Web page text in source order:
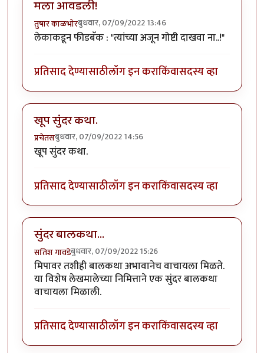
मला आवडली!
तुषार काळभोरबुधवार, 07/09/2022 13:46
लेकाकडून फीडबॅक : "त्यांच्या अजून गोष्टी दाखवा ना..!"
प्रतिसाद देण्यासाठीलॉग इन कराकिंवासदस्य व्हा
खूप सुंदर कथा.
प्रचेतसबुधवार, 07/09/2022 14:56
खूप सुंदर कथा.
प्रतिसाद देण्यासाठीलॉग इन कराकिंवासदस्य व्हा
सुंदर बालकथा...
सतिश गावडेबुधवार, 07/09/2022 15:26
मिपावर तशीही बालकथा अभावानेच वाचायला मिळते.
या विशेष लेखमालेच्या निमित्ताने एक सुंदर बालकथा
वाचायला मिळाली.
प्रतिसाद देण्यासाठीलॉग इन कराकिंवासदस्य व्हा